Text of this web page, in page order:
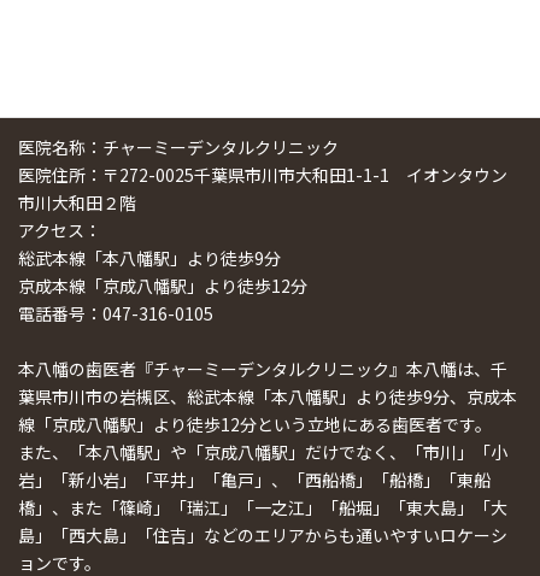
医院名称：チャーミーデンタルクリニック
医院住所：〒272-0025千葉県市川市大和田1-1-1 イオンタウン
市川大和田２階
アクセス：
総武本線「本八幡駅」より徒歩9分
京成本線「京成八幡駅」より徒歩12分
電話番号：047-316-0105
本八幡の歯医者『チャーミーデンタルクリニック』本八幡は、千
葉県市川市の岩槻区、総武本線「本八幡駅」より徒歩9分、京成本
線「京成八幡駅」より徒歩12分という立地にある歯医者です。
また、「本八幡駅」や「京成八幡駅」だけでなく、「市川」「小
岩」「新小岩」「平井」「亀戸」、「西船橋」「船橋」「東船
橋」、また「篠崎」「瑞江」「一之江」「船堀」「東大島」「大
島」「西大島」「住吉」などのエリアからも通いやすいロケーシ
ョンです。